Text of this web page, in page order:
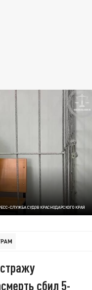
СЛУЖБА СУДОВ КРАСНОДАРСКОГО КРАЯ
сбил 5-